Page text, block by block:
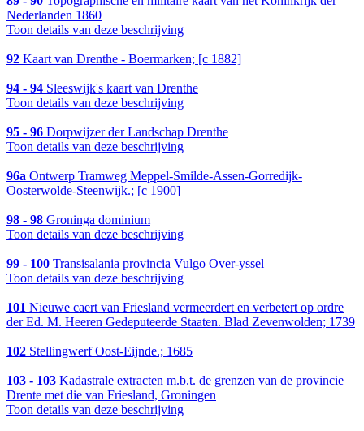
Nederlanden 1860
Toon details van deze beschrijving
92 Kaart van Drenthe - Boermarken; [c 1882]
94 - 94 Sleeswijk's kaart van Drenthe
Toon details van deze beschrijving
95 - 96 Dorpwijzer der Landschap Drenthe
Toon details van deze beschrijving
96a Ontwerp Tramweg Meppel-Smilde-Assen-Gorredijk-
Oosterwolde-Steenwijk.; [c 1900]
98 - 98 Groninga dominium
Toon details van deze beschrijving
99 - 100 Transisalania provincia Vulgo Over-yssel
Toon details van deze beschrijving
101 Nieuwe caert van Friesland vermeerdert en verbetert op ordre
der Ed. M. Heeren Gedeputeerde Staaten. Blad Zevenwolden; 1739
102 Stellingwerf Oost-Eijnde.; 1685
103 - 103 Kadastrale extracten m.b.t. de grenzen van de provincie
Drente met die van Friesland, Groningen
Toon details van deze beschrijving